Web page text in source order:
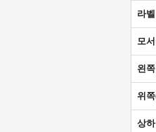
라벨
모
왼
위
상